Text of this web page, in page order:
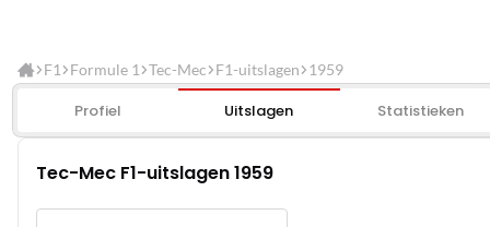
F1 Formule 1 Tec-Mec F1-uitslagen 1959
Profiel Uitslagen Statistieken
Tec-Mec F1-uitslagen 1959